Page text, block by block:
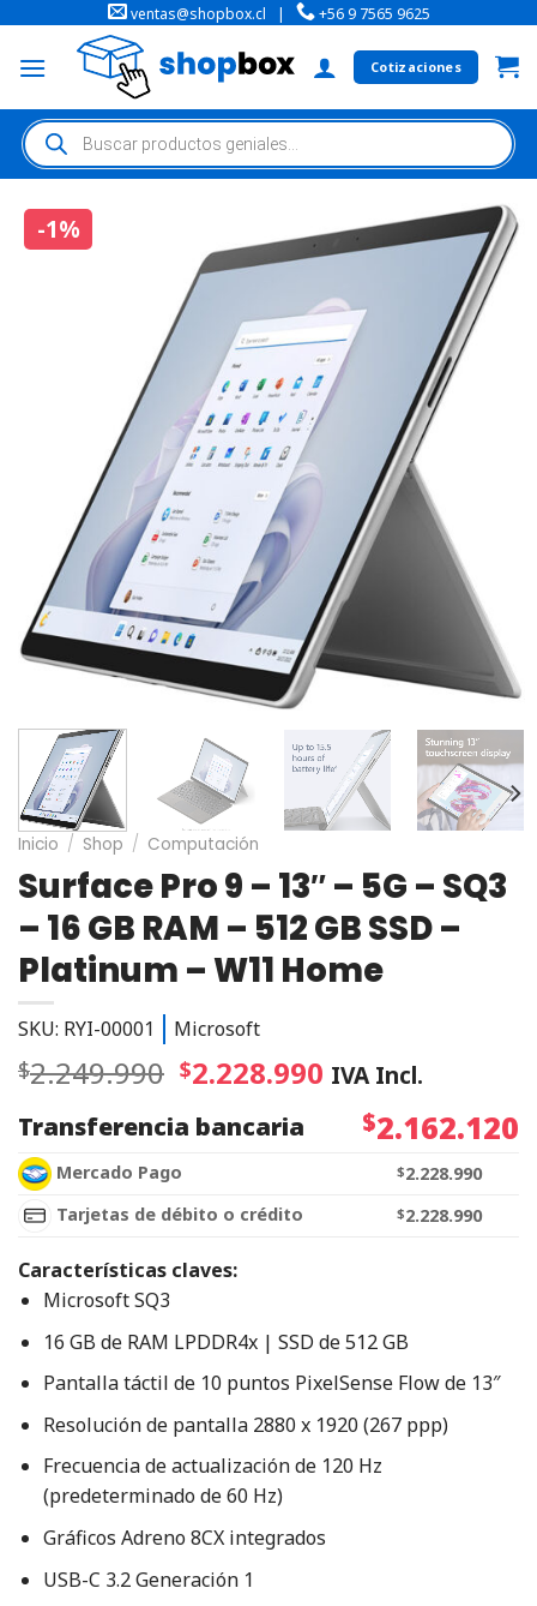
ventas@shopbox.cl | +56 9 7565 9625
Cotizaciones
-1%
Inicio / Shop / Computación
Surface Pro 9 – 13″ – 5G – SQ3
– 16 GB RAM – 512 GB SSD –
Platinum – W11 Home
SKU: RYI-00001 Microsoft
$2.249.990 $2.228.990 IVA Incl.
Transferencia bancaria
$2.162.120
Mercado Pago $2.228.990
Tarjetas de débito o crédito
$2.228.990
Características claves:
Microsoft SQ3
16 GB de RAM LPDDR4x | SSD de 512 GB
Pantalla táctil de 10 puntos PixelSense Flow de 13″
Resolución de pantalla 2880 x 1920 (267 ppp)
Frecuencia de actualización de 120 Hz
(predeterminado de 60 Hz)
Gráficos Adreno 8CX integrados
USB-C 3.2 Generación 1